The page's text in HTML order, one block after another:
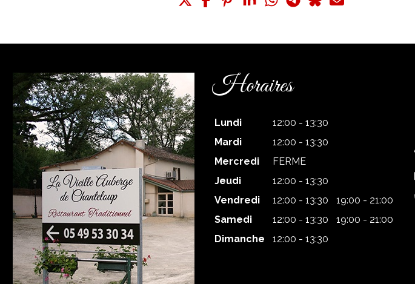
Horaires
Lundi
12:00 - 13:30
Mardi
12:00 - 13:30
Mercredi
FERME
Jeudi
12:00 - 13:30
Vendredi
12:00 - 13:30
19:00 - 21:00
Samedi
12:00 - 13:30
19:00 - 21:00
Dimanche
12:00 - 13:30